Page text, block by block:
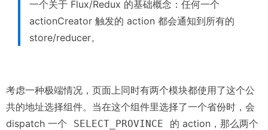
一个关于 Flux/Redux 的基础概念：任何一个
actionCreator 触发的 action 都会通知到所有的
store/reducer。
考虑一种极端情况，页面上同时有两个模块都使用了这个公
共的地址选择组件。当在这个组件里选择了一个省份时，会
dispatch 一个
SELECT_PROVINCE
的 action，那么两个